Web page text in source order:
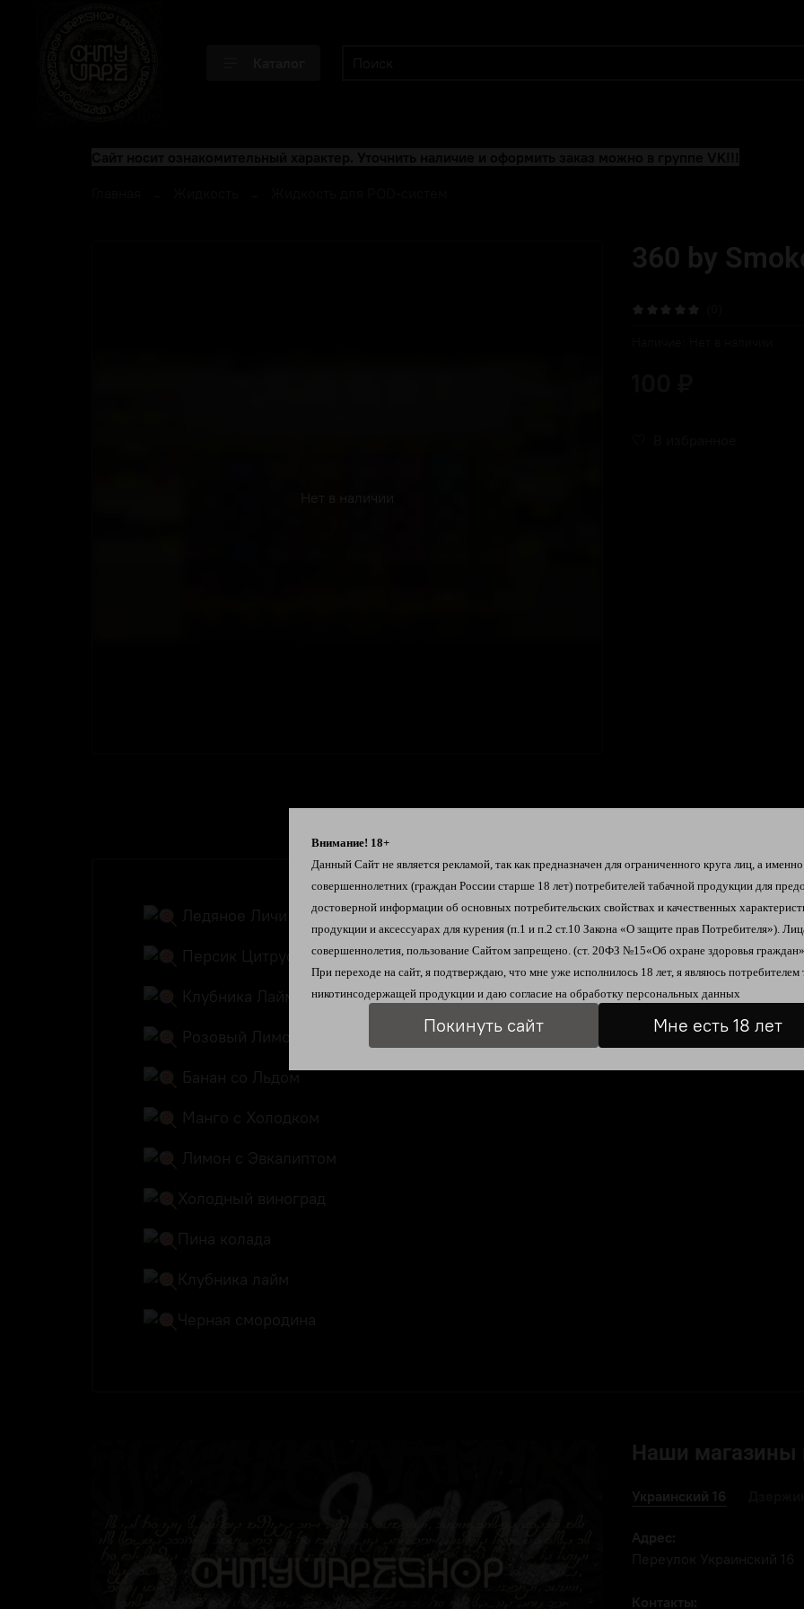
Нет в наличии
360 by
Ледяное Личи
Персик Цитрус
Клубника Лайм
Розовый Лимонад
Банан со Льдом
Манго с Холодком
Лимон с Эвкалиптом
Холодный виноград
Пина колада
Клубника лайм
Черная смородина
Наши магазины
Украинский 16
Адрес:
Переулок Украинский 16
Контакты:
Внимание! 18+
Данный Сайт не является рекламой, так как предназначен для ограниченного круга лиц, а
совершеннолетних (граждан России старше 18 лет) потребителей табачной продукции для
достоверной информации об основных потребительских свойствах и качественных
продукции и аксессуарах для курения (п.1 и п.2 ст.10 Закона «О защите прав Потребителя»).
совершеннолетия, пользование Сайтом запрещено. (ст. 20ФЗ №15«Об охране здоровья
При переходе на сайт, я подтверждаю, что мне уже исполнилось 18 лет, я являюсь потребителем
никотинсодержащей продукции и даю согласие на обработку персональных данных
Покинуть сайт Мне есть 18 лет